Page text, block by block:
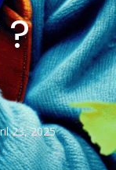
23, 2025